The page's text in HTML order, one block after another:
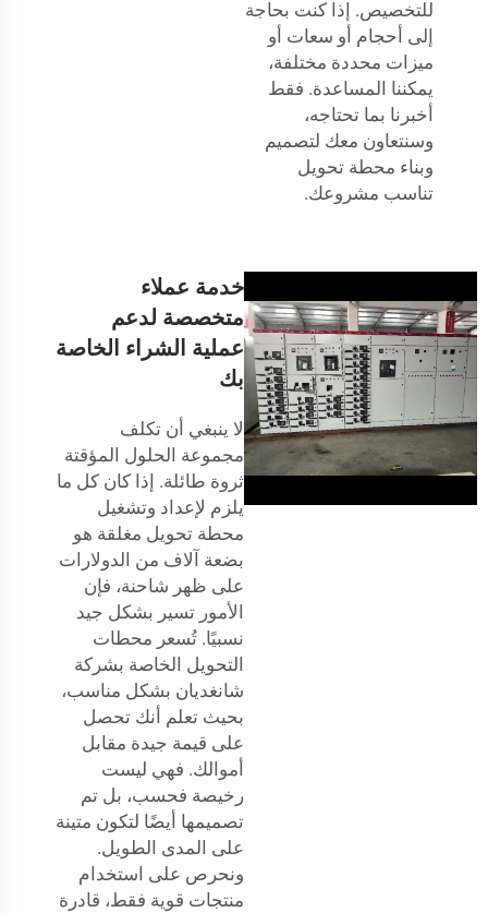
للتخصيص. إذا كنت بحاجة
إلى أحجام أو سعات أو
ميزات محددة مختلفة،
يمكننا المساعدة. فقط
أخبرنا بما تحتاجه،
وسنتعاون معك لتصميم
وبناء محطة تحويل
تناسب مشروعك.
خدمة عملاء
متخصصة لدعم
عملية الشراء الخاصة
بك
لا ينبغي أن تكلف
مجموعة الحلول المؤقتة
ثروة طائلة. إذا كان كل ما
يلزم لإعداد وتشغيل
محطة تحويل مغلقة هو
بضعة آلاف من الدولارات
على ظهر شاحنة، فإن
الأمور تسير بشكل جيد
نسبيًا. تُسعر محطات
التحويل الخاصة بشركة
شانغديان بشكل مناسب،
بحيث تعلم أنك تحصل
على قيمة جيدة مقابل
أموالك. فهي ليست
رخيصة فحسب، بل تم
تصميمها أيضًا لتكون متينة
على المدى الطويل.
ونحرص على استخدام
منتجات قوية فقط، قادرة